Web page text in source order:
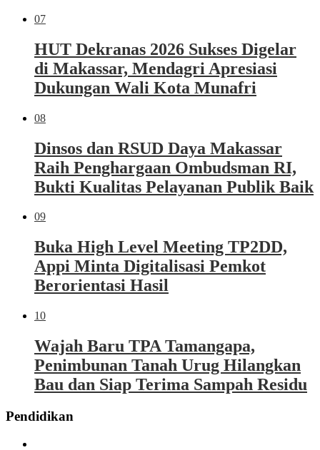
07
HUT Dekranas 2026 Sukses Digelar
di Makassar, Mendagri Apresiasi
Dukungan Wali Kota Munafri
08
Dinsos dan RSUD Daya Makassar
Raih Penghargaan Ombudsman RI,
Bukti Kualitas Pelayanan Publik Baik
09
Buka High Level Meeting TP2DD,
Appi Minta Digitalisasi Pemkot
Berorientasi Hasil
10
Wajah Baru TPA Tamangapa,
Penimbunan Tanah Urug Hilangkan
Bau dan Siap Terima Sampah Residu
Pendidikan